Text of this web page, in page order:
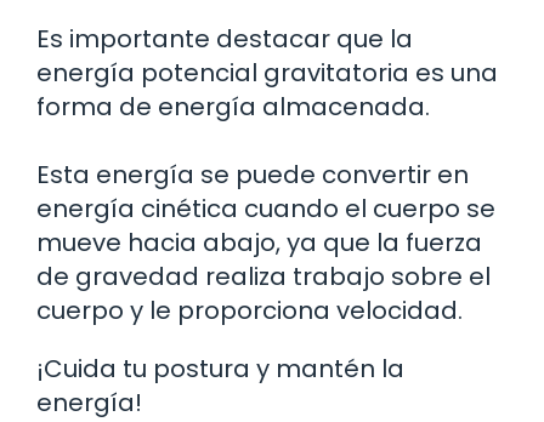
Es importante destacar que la
energía potencial gravitatoria es una
forma de energía almacenada.
Esta energía se puede convertir en
energía cinética cuando el cuerpo se
mueve hacia abajo, ya que la fuerza
de gravedad realiza trabajo sobre el
cuerpo y le proporciona velocidad.
¡Cuida tu postura y mantén la
energía!